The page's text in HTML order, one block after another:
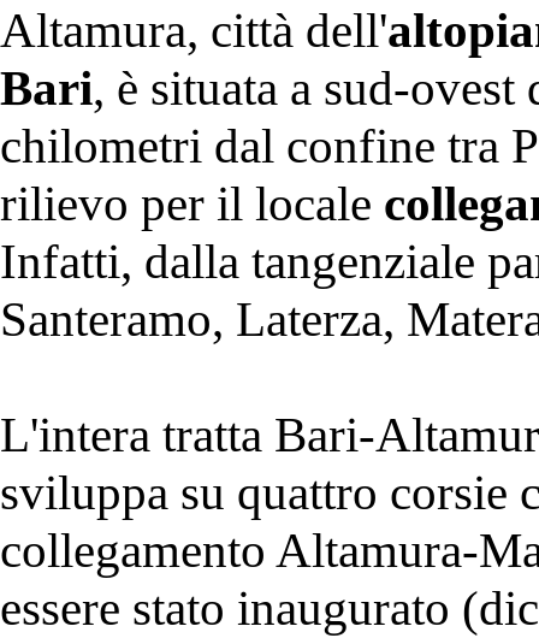
Altamura, città dell'
Bari, è situata a sud-
chilometri dal confine tra
rilievo per il locale
Infatti, dalla tangenziale
Santeramo, Laterza,
L'intera tratta Bari-
sviluppa su quattro corsie
collegamento Altamura-
essere stato inaugurato